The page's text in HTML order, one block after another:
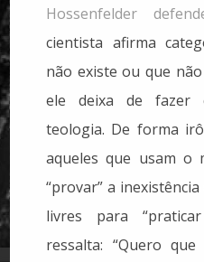
Hossenfelder
cientista afirma
não existe ou que
ele deixa de fazer
teologia. De forma
aqueles que usam o
“provar” a
livres para
ressalta: “Quero